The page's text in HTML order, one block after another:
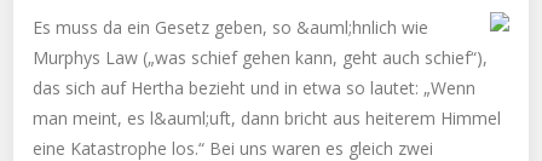
Es muss da ein Gesetz geben, so &auml;hnlich wie
Murphys Law („was schief gehen kann, geht auch schief“),
das sich auf Hertha bezieht und in etwa so lautet: „Wenn
man meint, es l&auml;uft, dann bricht aus heiterem Himmel
eine Katastrophe los.“ Bei uns waren es gleich zwei